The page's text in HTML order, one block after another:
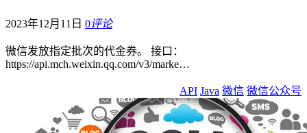
2023年12月11日 0评论
微信发放指定批次的代金券。 接口：
https://api.mch.weixin.qq.com/v3/marke…
API Java 微信 微信公众号